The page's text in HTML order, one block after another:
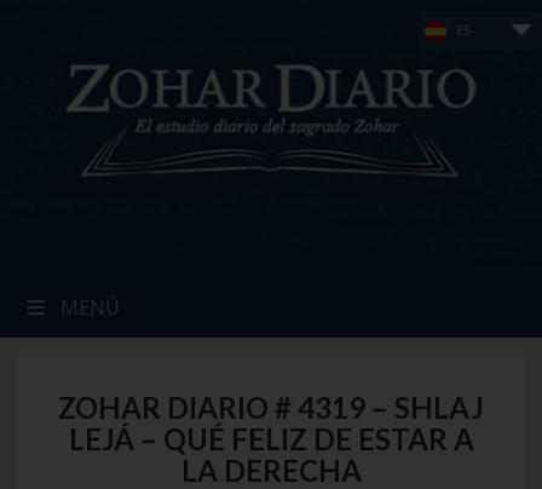
ES
MENÚ
ZOHAR DIARIO # 4319 – SHLAJ
LEJÁ – QUÉ FELIZ DE ESTAR A
LA DERECHA